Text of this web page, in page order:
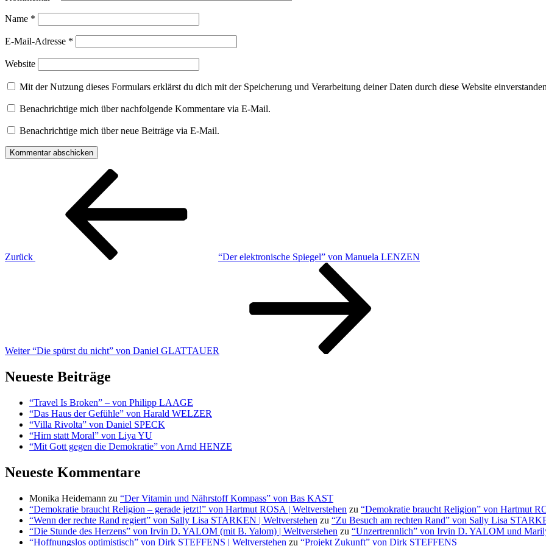
Name *
E-Mail-Adresse *
Website
Mit der Nutzung dieses Formulars erklärst du dich mit der Speicherung und Verarbeitung deiner Daten durch diese Website
Benachrichtige mich über nachfolgende Kommentare via E-Mail.
Benachrichtige mich über neue Beiträge via E-Mail.
Beitragsnavigation
Zurück
“Der elektronische Spiegel” von Manuela LENZEN
Weiter “Die spürst du nicht” von Daniel GLATTAUER
Neueste Beiträge
“Travel Is Broken” – von Philipp LAAGE
“Das Haus der Gefühle” von Harald WELZER
“Villa Rivolta” von Daniel SPECK
“Hirn statt Moral” von Liya YU
“Mit Gott gegen die Demokratie” von Arnd HENZE
Neueste Kommentare
Monika Heidemann zu “Der Vitamin und Nährstoff Kompass” von Bas KAST
“Demokratie braucht Religion – gerade jetzt!” von Hartmut ROSA | Weltverstehen zu “Demokratie braucht Religion” von Hartmut
“Wenn der rechte Rand regiert” von Sally Lisa STARKEN | Weltverstehen zu “Zu Besuch am rechten Rand” von Sally Lisa
“Die Stunde des Herzens” von Irvin D. YALOM (mit B. Yalom) | Weltverstehen zu “Unzertrennlich” von Irvin D. YALOM und
“Hoffnungslos optimistisch” von Dirk STEFFENS | Weltverstehen zu “Projekt Zukunft” von Dirk STEFFENS